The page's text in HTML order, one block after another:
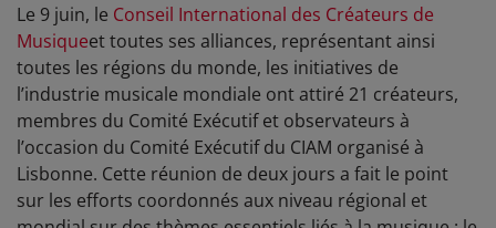
Le 9 juin, le Conseil International des Créateurs de
Musiqueet toutes ses alliances, représentant ainsi
toutes les régions du monde, les initiatives de
l’industrie musicale mondiale ont attiré 21 créateurs,
membres du Comité Exécutif et observateurs à
l’occasion du Comité Exécutif du CIAM organisé à
Lisbonne. Cette réunion de deux jours a fait le point
sur les efforts coordonnés aux niveau régional et